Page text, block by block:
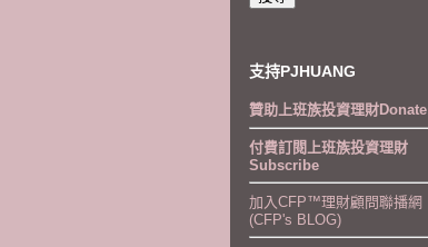
支持PJHUANG
贊助上班族投資理財Donate
付費訂閱上班族投資理財
Subscribe
加入CFP™理財顧問聯播網
(CFP's BLOG)